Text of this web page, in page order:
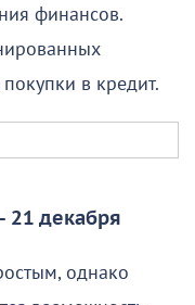
финансов.
в кредит.
21 декабря
однако